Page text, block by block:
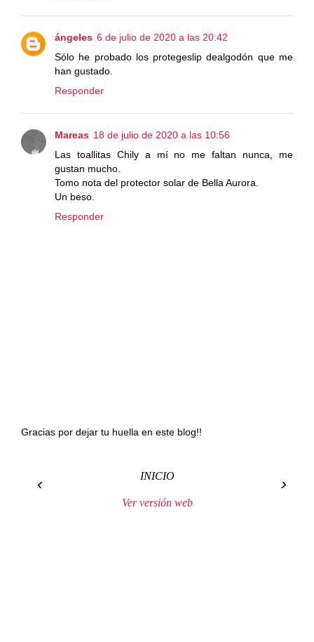
ángeles 6 de julio de 2020 a las 20:42
Sólo he probado los protegeslip dealgodón que me
han gustado.
Responder
Mareas 18 de julio de 2020 a las 10:56
Las toallitas Chily a mí no me faltan nunca, me
gustan mucho.
Tomo nota del protector solar de Bella Aurora.
Un beso.
Responder
Gracias por dejar tu huella en este blog!!
‹ ›
INICIO
Ver versión web